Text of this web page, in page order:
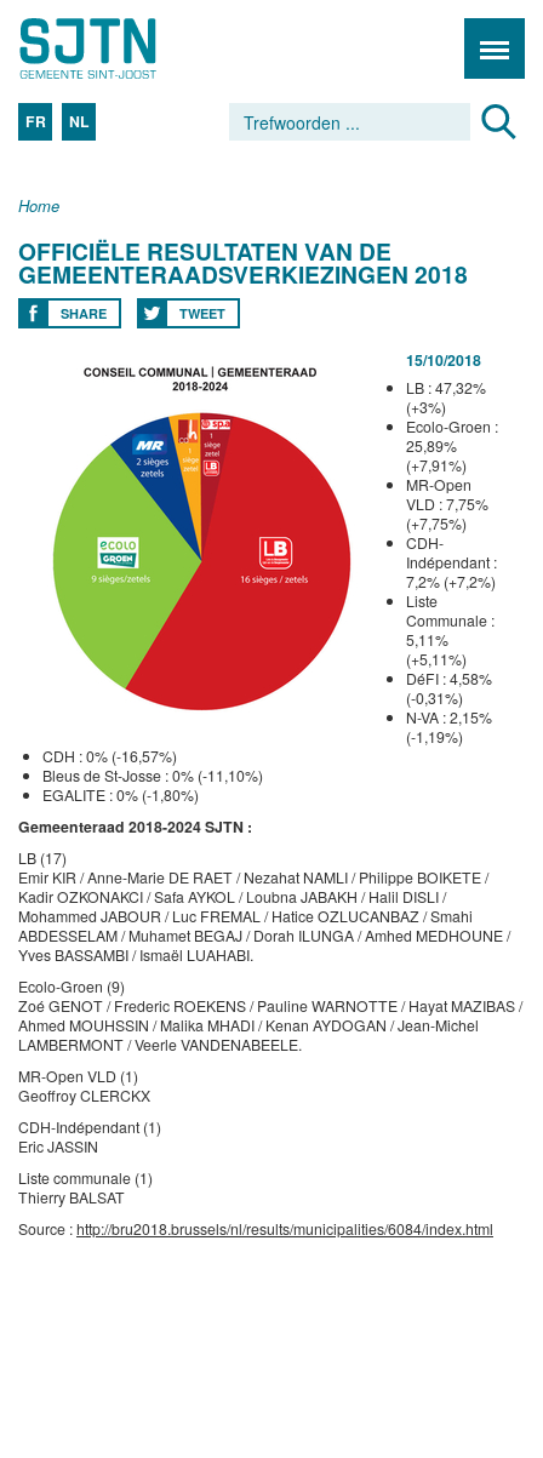
FR NL
Home
OFFICIËLE RESULTATEN VAN DE
GEMEENTERAADSVERKIEZINGEN 2018
SHARE TWEET
15/10/2018
LB : 47,32%
(+3%)
Ecolo-Groen :
25,89%
(+7,91%)
MR-Open
VLD : 7,75%
(+7,75%)
CDH-
Indépendant :
7,2% (+7,2%)
Liste
Communale :
5,11%
(+5,11%)
DéFI : 4,58%
(-0,31%)
N-VA : 2,15%
(-1,19%)
CDH : 0% (-16,57%)
Bleus de St-Josse : 0% (-11,10%)
EGALITE : 0% (-1,80%)
Gemeenteraad 2018-2024 SJTN :
LB (17)
Emir KIR / Anne-Marie DE RAET / Nezahat NAMLI / Philippe BOIKETE /
Kadir OZKONAKCI / Safa AYKOL / Loubna JABAKH / Halil DISLI /
Mohammed JABOUR / Luc FREMAL / Hatice OZLUCANBAZ / Smahi
ABDESSELAM / Muhamet BEGAJ / Dorah ILUNGA / Amhed MEDHOUNE /
Yves BASSAMBI / Ismaël LUAHABI.
Ecolo-Groen (9)
Zoé GENOT / Frederic ROEKENS / Pauline WARNOTTE / Hayat MAZIBAS /
Ahmed MOUHSSIN / Malika MHADI / Kenan AYDOGAN / Jean-Michel
LAMBERMONT / Veerle VANDENABEELE.
MR-Open VLD (1)
Geoffroy CLERCKX
CDH-Indépendant (1)
Eric JASSIN
Liste communale (1)
Thierry BALSAT
Source :http://bru2018.brussels/nl/results/municipalities/6084/index.html